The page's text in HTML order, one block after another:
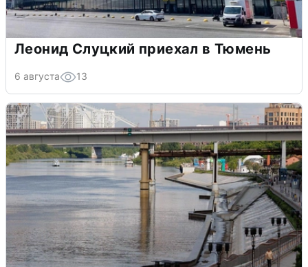
Леонид Слуцкий приехал в Тюмень
6 августа 13